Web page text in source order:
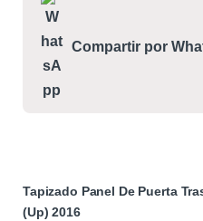
Compartir por
Tapizado Panel De Puerta
(Up) 2016